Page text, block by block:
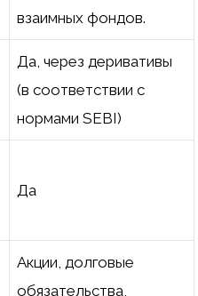
взаимных фондов.
Да, через деривативы
(в соответствии с
нормами SEBI)
Да
Акции, долговые
обязательства,